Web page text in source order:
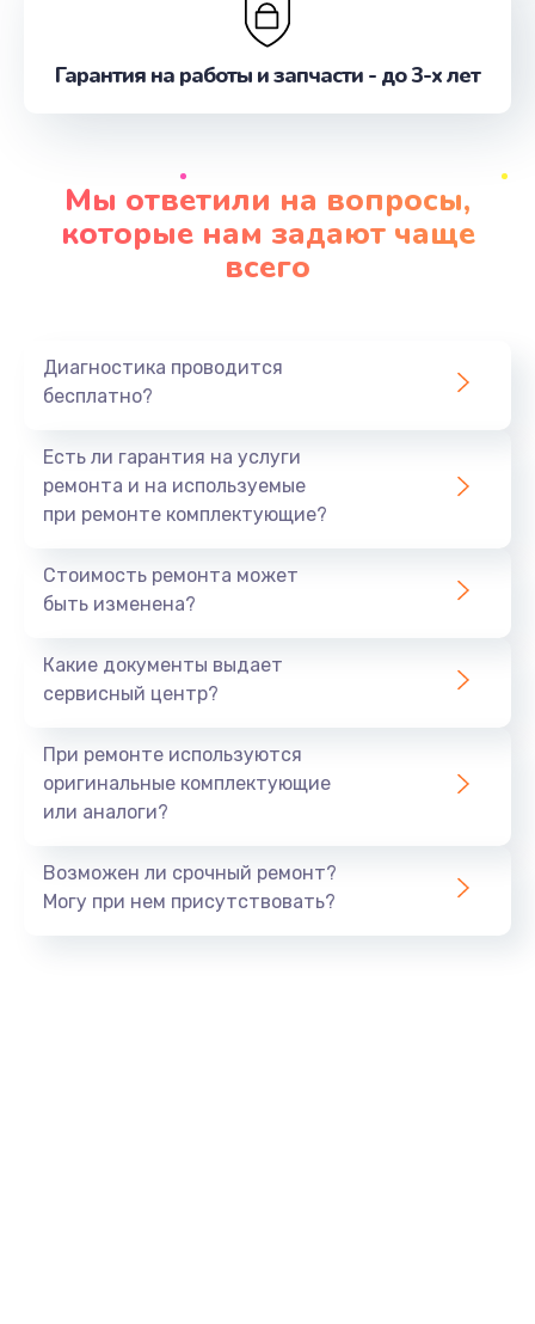
Гарантия на работы и запчасти - до 3-х лет
Мы ответили на вопросы,
которые нам задают чаще
всего
Диагностика проводится
бесплатно?
Есть ли гарантия на услуги
ремонта и на используемые
при ремонте комплектующие?
Стоимость ремонта может
быть изменена?
Какие документы выдает
сервисный центр?
При ремонте используются
оригинальные комплектующие
или аналоги?
Возможен ли срочный ремонт?
Могу при нем присутствовать?